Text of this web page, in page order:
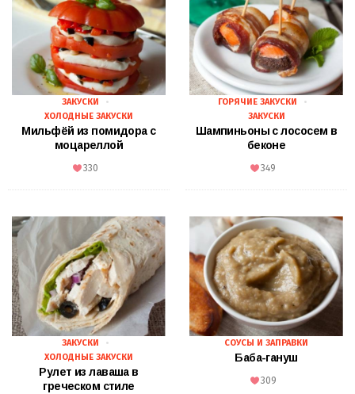
ЗАКУСКИ
ХОЛОДНЫЕ ЗАКУСКИ
Мильфёй из помидора с
моцареллой
330
ГОРЯЧИЕ ЗАКУСКИ
ЗАКУСКИ
Шампиньоны с лососем в
беконе
349
ЗАКУСКИ
ХОЛОДНЫЕ ЗАКУСКИ
Рулет из лаваша в
греческом стиле
СОУСЫ И ЗАПРАВКИ
Баба-гануш
309